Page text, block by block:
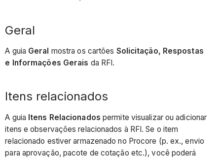
Geral
A guia Geral mostra os cartões Solicitação, Respostas
e Informações Gerais da RFI.
Itens relacionados
A guia Itens Relacionados permite visualizar ou adicionar
itens e observações relacionados à RFI. Se o item
relacionado estiver armazenado no Procore (p. ex., envio
para aprovação, pacote de cotação etc.), você poderá